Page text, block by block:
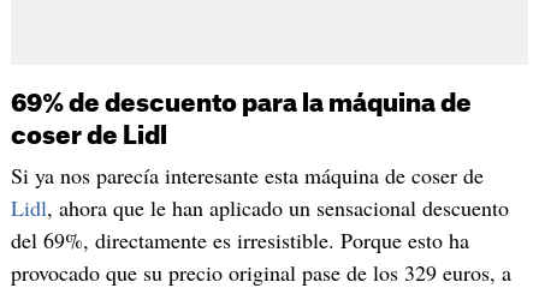
69% de descuento para la máquina de
coser de Lidl
Si ya nos parecía interesante esta máquina de coser de
Lidl, ahora que le han aplicado un sensacional descuento
del 69%, directamente es irresistible. Porque esto ha
provocado que su precio original pase de los 329 euros, a